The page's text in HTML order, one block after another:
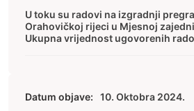
U toku su radovi na izgradnji
Orahovičkoj rijeci u Mjesnoj
Ukupna vrijednost ugovorenih
Datum objave:
10. Oktobra 2024.